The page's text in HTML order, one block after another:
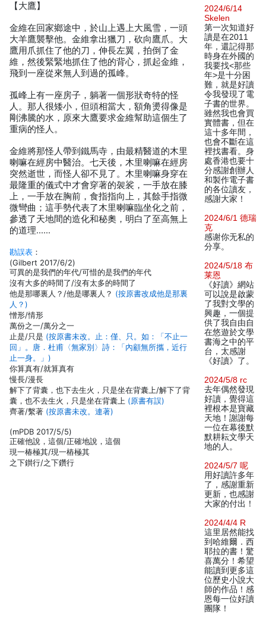
【大鷹】
金維在回家鄉途中，於山上遇上大風雪，一頭
大羊鷹襲擊他。金維拿出獵刀，砍向鷹爪。大
鷹用爪抓住了他的刀，伸長左翼，拍倒了金
維，然後緊緊地抓住了他的背心，抓起金維，
飛到一座從來無人到過的孤峰。
孤峰上有一座房子，躺著一個形狀奇特的怪
人。那人很矮小，但頭相當大，額角燙得像是
剛沸騰的水，原來大鷹要求金維幫助這個生了
重病的怪人。
金維將那怪人帶到鐵馬寺，由最精醫道的木里
喇嘛在經房中醫治。七天後，木里喇嘛在經房
突然逝世，而怪人卻不見了。木里喇嘛身穿在
最隆重的儀式中才會穿著的袈裟，一手放在膝
上，一手放在胸前，食指指向上，其餘手指微
微彎曲；這手勢代表了木里喇嘛臨坐化之前，
參透了天地間的造化和秘奧，明白了至高無上
的道理……
勘誤表 ：
(Gilbert 2017/6/2)
可異的是我們的年代/可惜的是我們的年代
沒有大多的時間了/沒有太多的時間了
他是那哪裏人？/他是哪裏人？ (按原書改成他是那裏
人？)
憎形/情形
萬份之一/萬分之一
止是/只是 (按原書未改。止：僅、只。如：「不止一
回」。唐．杜甫〈無家別〉詩：「內顧無所攜，近行
止一身。」)
你算真有/就算真有
慢長/漫長
解下了背囊，也下去生火，只是坐在背囊上/解下了背
囊，也不去生火，只是坐在背囊上 (原書有誤)
齊著/繫著 (按原書未改。連著)
(mPDB 2017/5/5)
正確他說，這個/正確地說，這個
現一椿極其/現一樁極其
之下鑚行/之下鑽行
2024/6/14
Skelen
第一次知道好
讀是在2011
年，還記得那
時身在外國的
我要找<那些
年>是十分困
難，就是好讀
令我發現了電
子書的世界。
雖然我也會買
實體書，但在
這十多年間，
也會不斷在這
裡找書看。身
處香港也要十
分感謝創辦人
和製作電子書
的各位讀友，
感謝大家！
2024/6/1 德瑞
克
感谢你无私的
分享。
2024/5/18 布
莱恩
《好讀》網站
可以說是啟蒙
了我對文學的
興趣，一個提
供了我自由自
在悠遊於文學
書海之中的平
台，太感謝
《好讀》了。
2024/5/8 rc
去年偶然發現
好讀，覺得這
裡根本是寶藏
天地！謝謝每
一位在幕後默
默耕耘文學天
地的人。
2024/5/7 呢
用好讀許多年
了，感謝重新
更新，也感謝
大家的付出！
2024/4/4 R
這里居然能找
到哈維爾．西
耶拉的書！驚
喜萬分！希望
能讀到更多這
位歷史小說大
師的作品！感
恩每一位好讀
團隊！